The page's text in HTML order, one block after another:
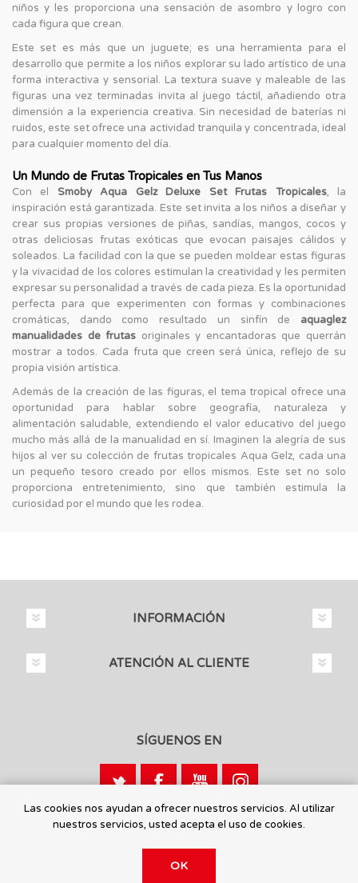
niños y les proporciona una sensación de asombro y logro con
cada figura que crean.
Este set es más que un juguete; es una herramienta para el
desarrollo que permite a los niños explorar su lado artístico de una
forma interactiva y sensorial. La textura suave y maleable de las
figuras una vez terminadas invita al juego táctil, añadiendo otra
dimensión a la experiencia creativa. Sin necesidad de baterías ni
ruidos, este set ofrece una actividad tranquila y concentrada, ideal
para cualquier momento del día.
Un Mundo de Frutas Tropicales en Tus Manos
Con el Smoby Aqua Gelz Deluxe Set Frutas Tropicales, la
inspiración está garantizada. Este set invita a los niños a diseñar y
crear sus propias versiones de piñas, sandías, mangos, cocos y
otras deliciosas frutas exóticas que evocan paisajes cálidos y
soleados. La facilidad con la que se pueden moldear estas figuras
y la vivacidad de los colores estimulan la creatividad y les permiten
expresar su personalidad a través de cada pieza. Es la oportunidad
perfecta para que experimenten con formas y combinaciones
cromáticas, dando como resultado un sinfín de aquaglez
manualidades de frutas originales y encantadoras que querrán
mostrar a todos. Cada fruta que creen será única, reflejo de su
propia visión artística.
Además de la creación de las figuras, el tema tropical ofrece una
oportunidad para hablar sobre geografía, naturaleza y
alimentación saludable, extendiendo el valor educativo del juego
mucho más allá de la manualidad en sí. Imaginen la alegría de sus
hijos al ver su colección de frutas tropicales Aqua Gelz, cada una
un pequeño tesoro creado por ellos mismos. Este set no solo
proporciona entretenimiento, sino que también estimula la
curiosidad por el mundo que les rodea.
INFORMACIÓN
ATENCIÓN AL CLIENTE
SÍGUENOS EN
Calle León, 1 - 03440 Ibi, Alicante
Las cookies nos ayudan a ofrecer nuestros servicios. Al utilizar
nuestros servicios, usted acepta el uso de cookies.
OK